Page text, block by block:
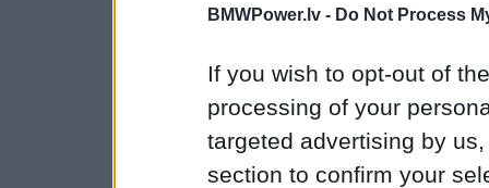
BMWPower.lv - Do Not Process
If you wish to opt-out of
processing of your
targeted advertising by
section to confirm your